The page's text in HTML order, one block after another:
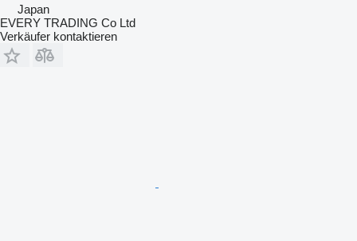
Japan
EVERY TRADING Co Ltd
Verkäufer kontaktieren